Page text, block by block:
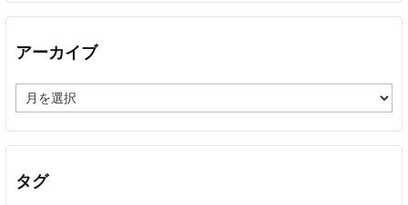
アーカイブ
ー
カ
イ
タグ